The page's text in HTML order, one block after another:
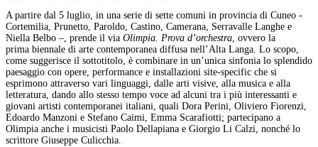
A partire dal 5 luglio, in una serie di sette comuni in provincia di Cuneo -
Cortemilia, Prunetto, Paroldo, Castino, Camerana, Serravalle Langhe e
Niella Belbo –, prende il via Olimpia. Prova d’orchestra, ovvero la
prima biennale di arte contemporanea diffusa nell’Alta Langa. Lo scopo,
come suggerisce il sottotitolo, è combinare in un’unica sinfonia lo splendido
paesaggio con opere, performance e installazioni site-specific che si
esprimono attraverso vari linguaggi, dalle arti visive, alla musica e alla
letteratura, dando allo stesso tempo voce ad alcuni tra i più interessanti e
giovani artisti contemporanei italiani, quali Dora Perini, Oliviero Fiorenzi,
Edoardo Manzoni e Stefano Caimi, Emma Scarafiotti; partecipano a
Olimpia anche i musicisti Paolo Dellapiana e Giorgio Li Calzi, nonché lo
scrittore Giuseppe Culicchia.